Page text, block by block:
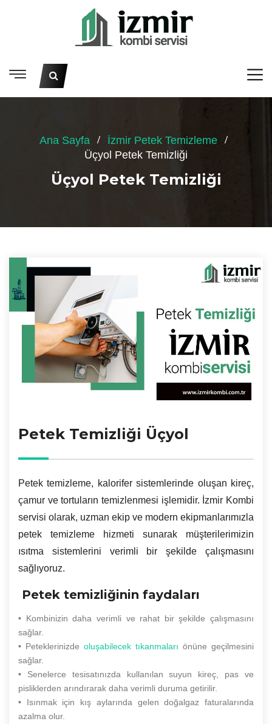
Ana Sayfa
İzmir Petek Temizleme
Üçyol Petek Temizliği
Üçyol Petek Temizliği
Petek Temizliği Üçyol
Petek temizleme, kalorifer sistemlerinde oluşan kireç,
çamur ve tortuların temizlenmesi işlemidir. İzmir Kombi
servisi olarak, uzman ekip ve modern ekipmanlarımızla
petek temizleme hizmeti sunarak müşterilerimizin
ısıtma sistemlerini verimli bir şekilde çalışmasını
sağlıyoruz.
Petek temizliğinin faydaları
• Kombinizin daha verimli ve rahat bir şekilde çalışmasını
sağlar.
• Peteklerinizde oluşabilecek tıkanmaları önüne geçilmesini
sağlar.
• Senelerce tesisatınızda kullanılan suyun kireç, pas ve
pisliklerden arındırarak daha verimli duruma getirilir.
• Isınmak için kış aylarında gelen doğalgaz faturalarında
azalma olur.